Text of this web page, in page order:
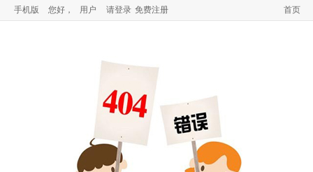
手机版 您好， 用户 请登录 免费注册 首页